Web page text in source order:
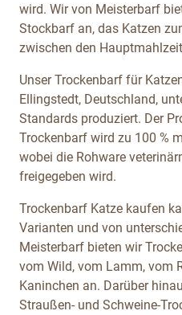
wird. Wir von Meisterbarf
Stockbarf an, das Katzen
zwischen den
Unser Trockenbarf für
Ellingstedt, Deutschland,
Standards produziert. Der
Trockenbarf wird zu 100 %
wobei die Rohware
freigegeben wird.
Trockenbarf Katze kaufen
Varianten und von
Meisterbarf bieten wir
vom Wild, vom Lamm, vom
Kaninchen an. Darüber
Straußen- und Schweine-